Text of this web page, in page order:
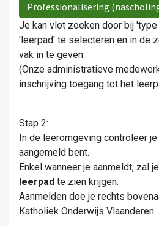
Professionalisering
Je kan vlot zoeken door bij
'leerpad' te selecteren en in de
vak in te geven.
(Onze administratieve
inschrijving toegang tot het
Stap 2:
In de leeromgeving controleer
aangemeld bent.
Enkel wanneer je aanmeldt, zal
leerpad te zien krijgen.
Aanmelden doe je rechts
Katholiek Onderwijs Vlaanderen.